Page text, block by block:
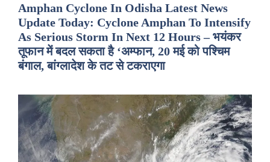
Amphan Cyclone In Odisha Latest News
Update Today: Cyclone Amphan To Intensify
As Serious Storm In Next 12 Hours – भयंकर
तूफान में बदल सकता है ‘अम्फान, 20 मई को पश्चिम
बंगाल, बांग्लादेश के तट से टकराएगा